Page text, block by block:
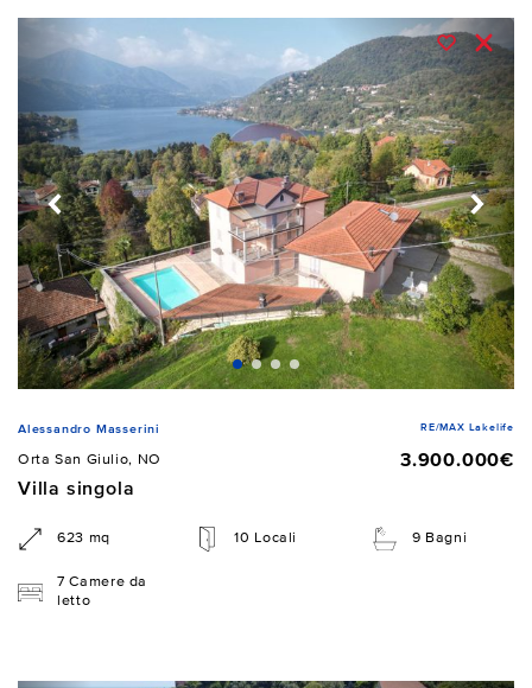
Alessandro Masserini RE/MAX Lakelife
Orta San Giulio, NO
3.900.000€
Villa singola
623 mq 10 Locali 9 Bagni
7 Camere da
letto